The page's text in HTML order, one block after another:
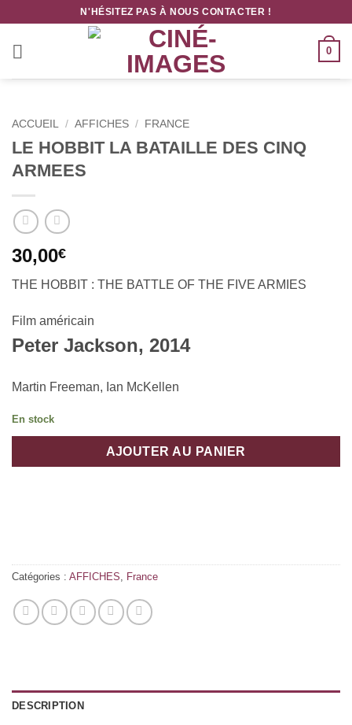
contenu
N'HÉSITEZ PAS À NOUS CONTACTER !
0
ACCUEIL / AFFICHES / FRANCE
LE HOBBIT LA BATAILLE DES CINQ
ARMEES
30,00€
THE HOBBIT : THE BATTLE OF THE FIVE ARMIES
Film américain
Peter Jackson, 2014
Martin Freeman, Ian McKellen
En stock
AJOUTER AU PANIER
Catégories : AFFICHES, France
DESCRIPTION